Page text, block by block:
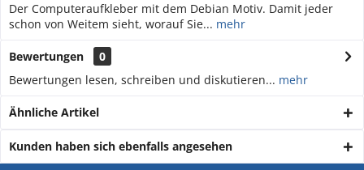
Der Computeraufkleber mit dem Debian Motiv. Damit jeder
schon von Weitem sieht, worauf Sie... mehr
Bewertungen
0
Bewertungen lesen, schreiben und diskutieren... mehr
Ähnliche Artikel
Kunden haben sich ebenfalls angesehen